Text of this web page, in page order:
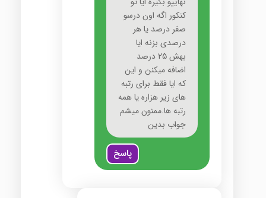
کنکور اگه اون درسو
صفر درصد یا هر
درصدی بزنه ایا
بهش 25 درصد
اضافه میکنن و این
که ایا فقط برای رتبه
های زیر هزاره یا همه
رتبه ها.ممنون میشم
جواب بدین
پاسخ